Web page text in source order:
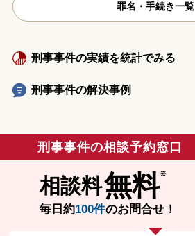
罪名・手続き一覧
刑事事件の実績を統計でみる
刑事事件の解決事例
刑事事件の相談予約窓口
相談料無料
毎日約100件のお問合せ！